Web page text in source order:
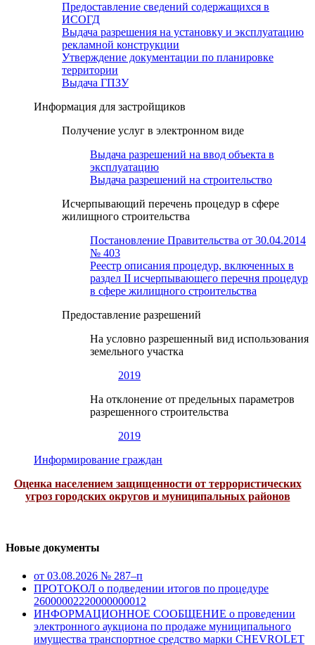
Предоставление сведений содержащихся в
ИСОГД
Выдача разрешения на установку и эксплуатацию
рекламной конструкции
Утверждение документации по планировке
территории
Выдача ГПЗУ
Информация для застройщиков
Получение услуг в электронном виде
Выдача разрешений на ввод объекта в
эксплуатацию
Выдача разрешений на строительство
Исчерпывающий перечень процедур в сфере
жилищного строительства
Постановление Правительства от 30.04.2014
№ 403
Реестр описания процедур, включенных в
раздел II исчерпывающего перечня процедур
в сфере жилищного строительства
Предоставление разрешений
На условно разрешенный вид использования
земельного участка
2019
На отклонение от предельных параметров
разрешенного строительства
2019
Информирование граждан
Оценка населением защищенности от террористических
угроз городских округов и муниципальных районов
Новые документы
от 03.08.2026 № 287–п
ПРОТОКОЛ о подведении итогов по процедуре
26000002220000000012
ИНФОРМАЦИОННОЕ СООБЩЕНИЕ о проведении
электронного аукциона по продаже муниципального
имущества транспортное средство марки CHEVROLET